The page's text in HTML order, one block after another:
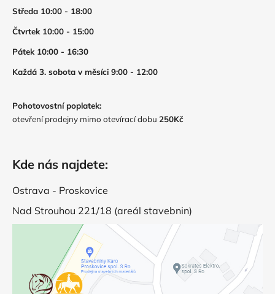
Středa 10:00 - 18:00
Čtvrtek 10:00 - 15:00
Pátek 10:00 - 16:30
Každá 3. sobota v měsíci 9:00 - 12:00
Pohotovostní poplatek:
otevření prodejny mimo otevírací dobu 250Kč
Kde nás najdete:
Ostrava - Proskovice
Nad Strouhou 221/18 (areál stavebnin)